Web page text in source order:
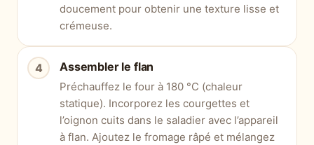
doucement pour obtenir une texture lisse et
crémeuse.
Assembler le flan
Préchauffez le four à 180 °C (chaleur
statique). Incorporez les courgettes et
l’oignon cuits dans le saladier avec l’appareil
à flan. Ajoutez le fromage râpé et mélangez